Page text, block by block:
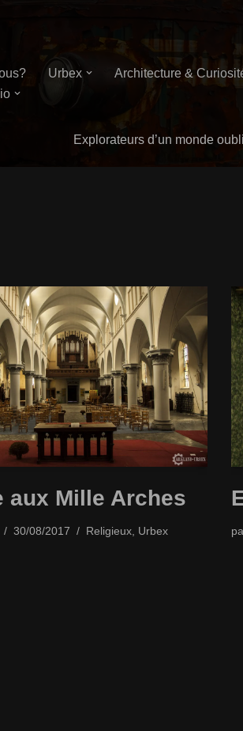
Urbex
Architecture &
Explorateurs d’un monde
aux Mille Arches
30/08/2017 Religieux, Urbex